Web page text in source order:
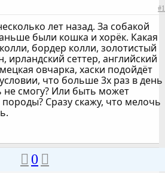
#1
лет назад. За собакой
были кошка и хорёк. Какая
бордер колли, золотистый
ирландский сеттер, английский
овчарка, хаски подойдёт
что больше 3х раз в день
не смогу? Или быть может
Сразу скажу, что мелочь
0